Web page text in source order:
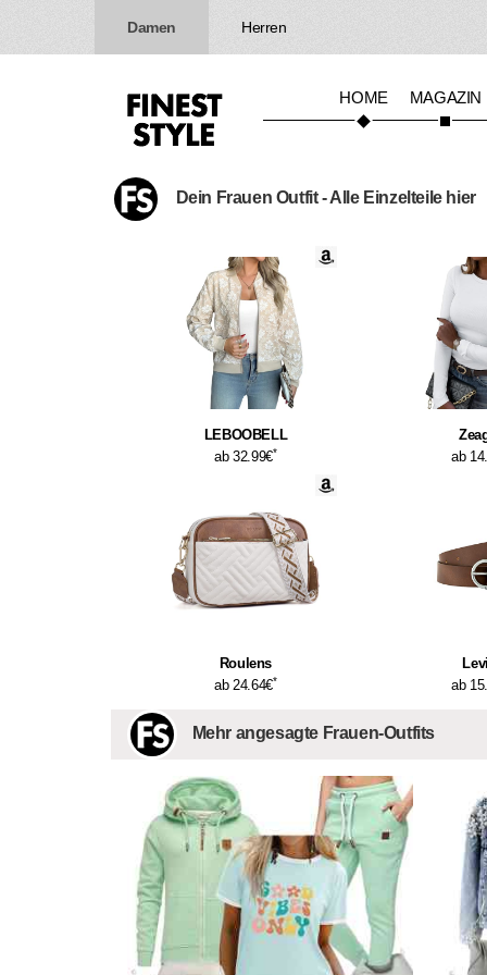
Damen Herren
HOME MAGAZIN
Dein Frauen Outfit - Alle Einzelteile hier
LEBOOBELL
ab 32.99€*
ab
Roulens
ab 24.64€*
ab
Mehr angesagte Frauen-Outfits